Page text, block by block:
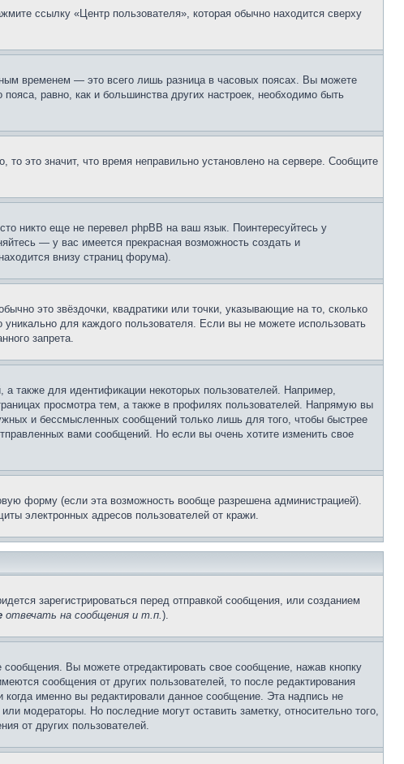
ссылку «Центр пользователя», которая обычно находится сверху
временем — это всего лишь разница в часовых поясах. Вы можете
равно, как и большинства других настроек, необходимо быть
то это значит, что время неправильно установлено на сервере. Сообщите
никто еще не перевел phpBB на ваш язык. Поинтересуйтесь у
— у вас имеется прекрасная возможность создать и
внизу страниц форума).
это звёздочки, квадратики или точки, указывающие на то, сколько
для каждого пользователя. Если вы не можете использовать
запрета.
также для идентификации некоторых пользователей. Например,
просмотра тем, а также в профилях пользователей. Напрямую вы
и бессмысленных сообщений только лишь для того, чтобы быстрее
вами сообщений. Но если вы очень хотите изменить свое
форму (если эта возможность вообще разрешена администрацией).
электронных адресов пользователей от кражи.
зарегистрироваться перед отправкой сообщения, или созданием
отвечать на сообщения и т.п.).
Вы можете отредактировать свое сообщение, нажав кнопку
сообщения от других пользователей, то после редактирования
именно вы редактировали данное сообщение. Эта надпись не
модераторы. Но последние могут оставить заметку, относительно того,
от других пользователей.